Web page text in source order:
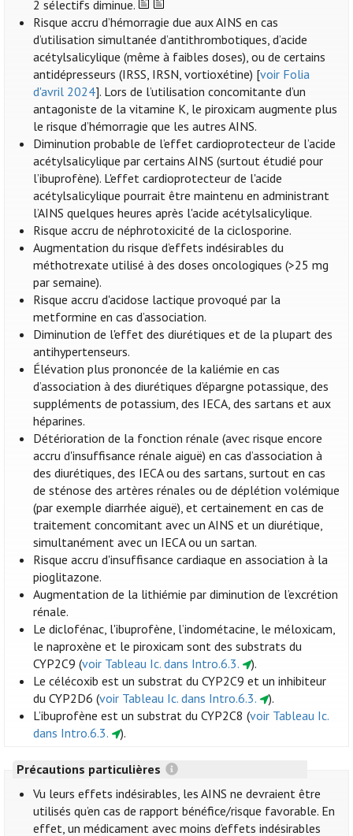
2 sélectifs diminue.
Risque accru d’hémorragie due aux AINS en cas
d’utilisation simultanée d’antithrombotiques, d’acide
acétylsalicylique (même à faibles doses), ou de certains
antidépresseurs (IRSS, IRSN, vortioxétine) [voir Folia
d'avril 2024]. Lors de l’utilisation concomitante d’un
antagoniste de la vitamine K, le piroxicam augmente plus
le risque d’hémorragie que les autres AINS.
Diminution probable de l’effet cardioprotecteur de l’acide
acétylsalicylique par certains AINS (surtout étudié pour
l’ibuprofène). L'effet cardioprotecteur de l'acide
acétylsalicylique pourrait être maintenu en administrant
l’AINS quelques heures après l'acide acétylsalicylique.
Risque accru de néphrotoxicité de la ciclosporine.
Augmentation du risque d’effets indésirables du
méthotrexate utilisé à des doses oncologiques (>25 mg
par semaine).
Risque accru d'acidose lactique provoqué par la
metformine en cas d’association.
Diminution de l'effet des diurétiques et de la plupart des
antihypertenseurs.
Élévation plus prononcée de la kaliémie en cas
d’association à des diurétiques d’épargne potassique, des
suppléments de potassium, des IECA, des sartans et aux
héparines.
Détérioration de la fonction rénale (avec risque encore
accru d'insuffisance rénale aiguë) en cas d’association à
des diurétiques, des IECA ou des sartans, surtout en cas
de sténose des artères rénales ou de déplétion volémique
(par exemple diarrhée aiguë), et certainement en cas de
traitement concomitant avec un AINS et un diurétique,
simultanément avec un IECA ou un sartan.
Risque accru d'insuffisance cardiaque en association à la
pioglitazone.
Augmentation de la lithiémie par diminution de l’excrétion
rénale.
Le diclofénac, l'ibuprofène, l’indométacine, le méloxicam,
le naproxène et le piroxicam sont des substrats du
CYP2C9 (voir Tableau Ic. dans Intro.6.3.
).
Le célécoxib est un substrat du CYP2C9 et un inhibiteur
du CYP2D6 (voir Tableau Ic. dans Intro.6.3.
).
L’ibuprofène est un substrat du CYP2C8 (voir Tableau Ic.
dans Intro.6.3.
).
Précautions particulières
Vu leurs effets indésirables, les AINS ne devraient être
utilisés qu’en cas de rapport bénéfice/risque favorable. En
effet, un médicament avec moins d’effets indésirables